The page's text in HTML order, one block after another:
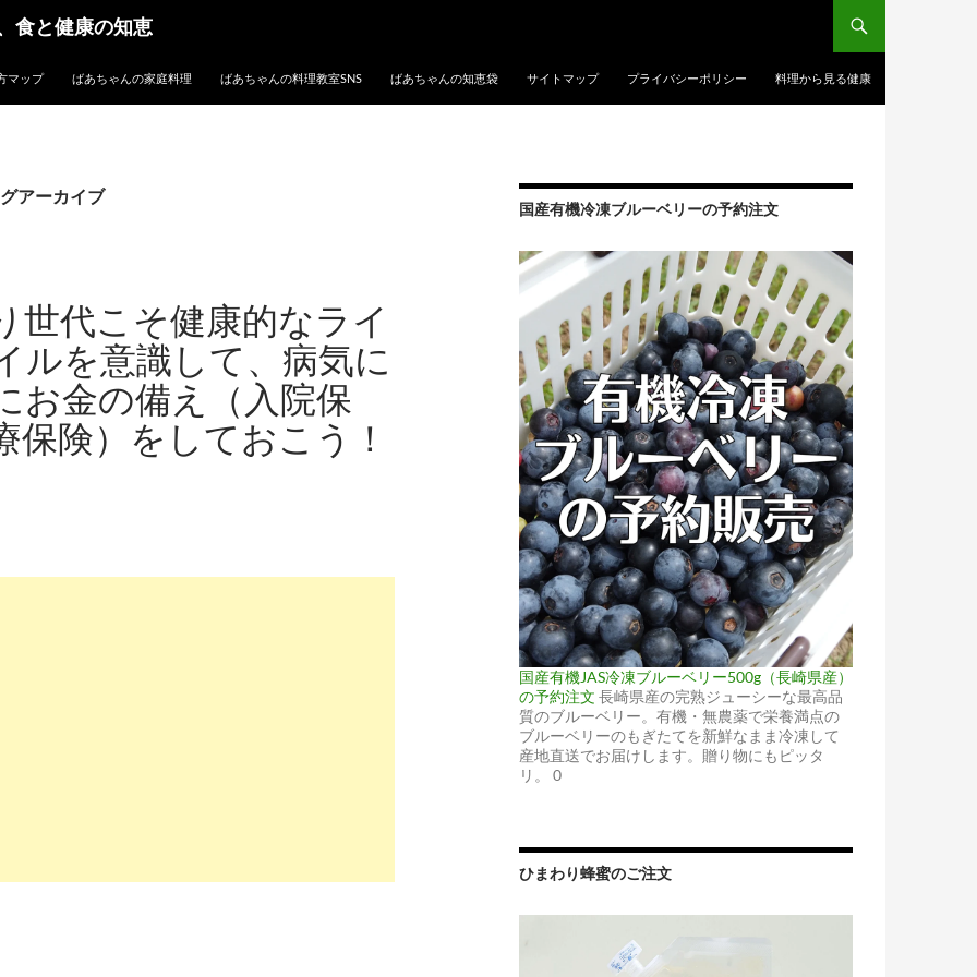
食と健康の知恵
マップ ばあちゃんの家庭料理 ばあちゃんの料理教室SNS ばあちゃんの知恵袋 サイトマップ プライバシーポリシー 料理から見る健康
アーカイブ
世代こそ健康的なライ
ルを意識して、病気に
お金の備え（入院保
保険）をしておこう！
国産有機冷凍ブルーベリーの予約注文
国産有機JAS冷凍ブルーベリー500g（長崎県産）
の予約注文 長崎県産の完熟ジューシーな最高品
質のブルーベリー。有機・無農薬で栄養満点の
ブルーベリーのもぎたてを新鮮なまま冷凍して
産地直送でお届けします。贈り物にもピッタ
リ。 0
ひまわり蜂蜜のご注文